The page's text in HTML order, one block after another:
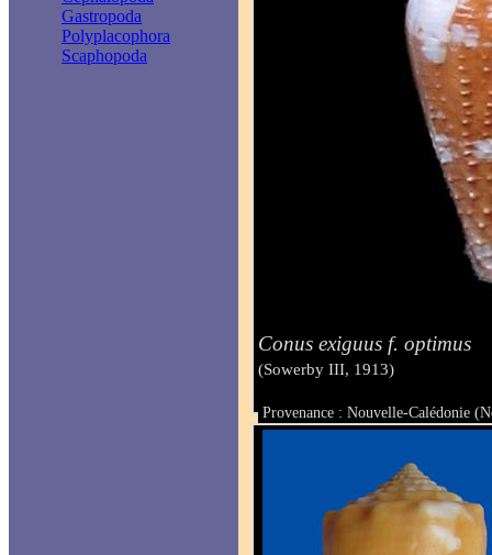
Gastropoda
Polyplacophora
Scaphopoda
Conus exiguus f. optimus
(Sowerby III, 1913)
Provenance : Nouvelle-Calédonie
Taille : 36.3 mm